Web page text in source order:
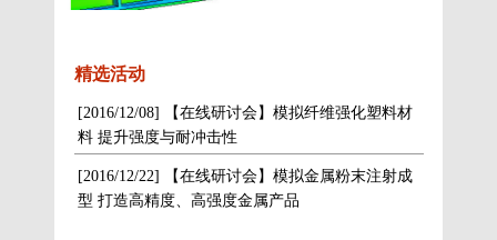
精选活动
[2016/12/08] 【在线研讨会】模拟纤维强化塑料材
料 提升强度与耐冲击性
[2016/12/22] 【在线研讨会】模拟金属粉末注射成
型 打造高精度、高强度金属产品